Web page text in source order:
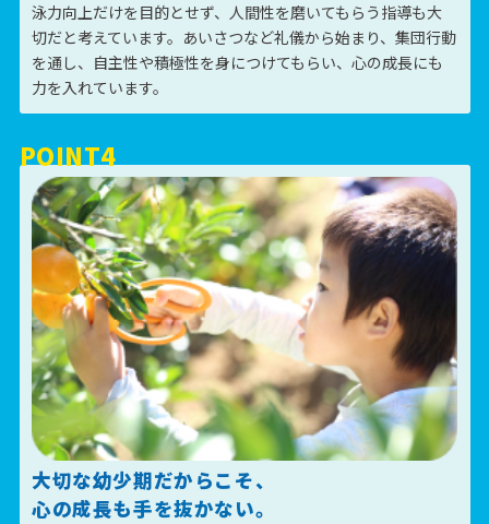
泳力向上だけを目的とせず、人間性を磨いてもらう指導も大
切だと考えています。あいさつなど礼儀から始まり、集団行動
を通し、自主性や積極性を身につけてもらい、心の成長にも
力を入れています。
POINT4
大切な幼少期だからこそ、
心の成長も手を抜かない。